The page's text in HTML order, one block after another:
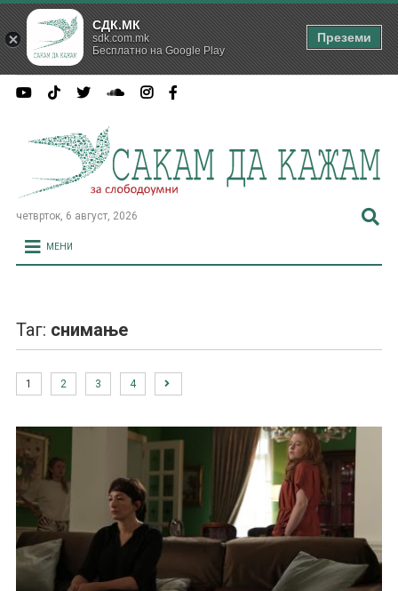
четврток, 6 август, 2026
МЕНИ
Таг: снимање
1 2 3 4
СДК.МК
sdk.com.mk
Бесплатно на Google Play
Преземи